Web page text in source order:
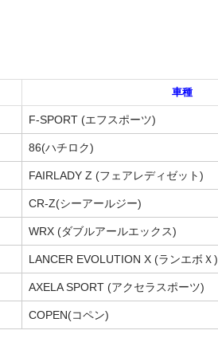
車種
F-SPORT (エフスポーツ)
86(ハチロク)
FAIRLADY Z (フェアレディゼット)
CR-Z(シーアールジー)
WRX (ダブルアールエックス)
LANCER EVOLUTION X (ランエボＸ)
AXELA SPORT (アクセラスポーツ)
COPEN(コペン)